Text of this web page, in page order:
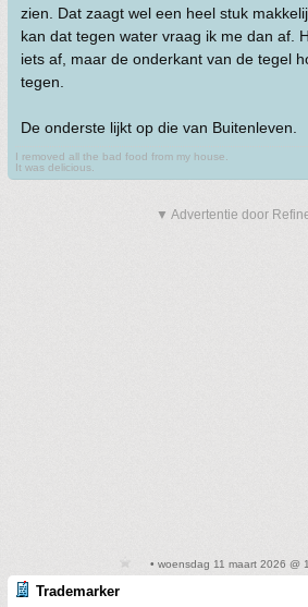
zien. Dat zaagt wel een heel stuk
kan dat tegen water vraag ik me dan af.
iets af, maar de onderkant van de tegel
tegen.
De onderste lijkt op die van Buitenleven.
I removed all the bad food from my house.
It was delicious.
▼ Advertentie door
• woensdag 11 maart 2026 @
Trademarker